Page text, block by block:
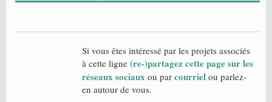
Si vous êtes intéressé par les projets associés
à cette ligne (re-)partagez cette page sur les
réseaux sociaux ou par courriel ou parlez-
en autour de vous.